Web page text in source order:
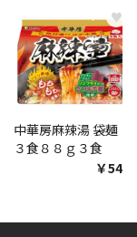
♥
中華房麻辣湯 袋麺
３食８８ｇ３食
￥548